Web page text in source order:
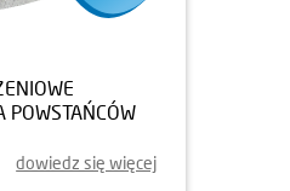
POWSTAŃCÓW
dowiedz się więcej